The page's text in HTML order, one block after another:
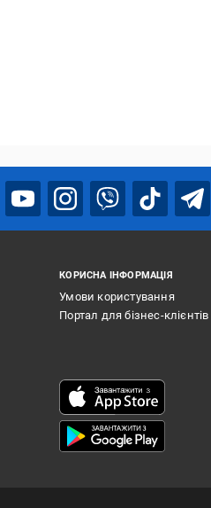
КОРИСНА ІНФОРМАЦІЯ
Умови користування
Портал для бізнес-клієнтів